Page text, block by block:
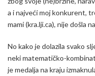
a i najveći moj konkurent,
mami (kra.lji.ca), nije došla
No kako je dolazila svako
neki matematičko-
je medalja na kraju